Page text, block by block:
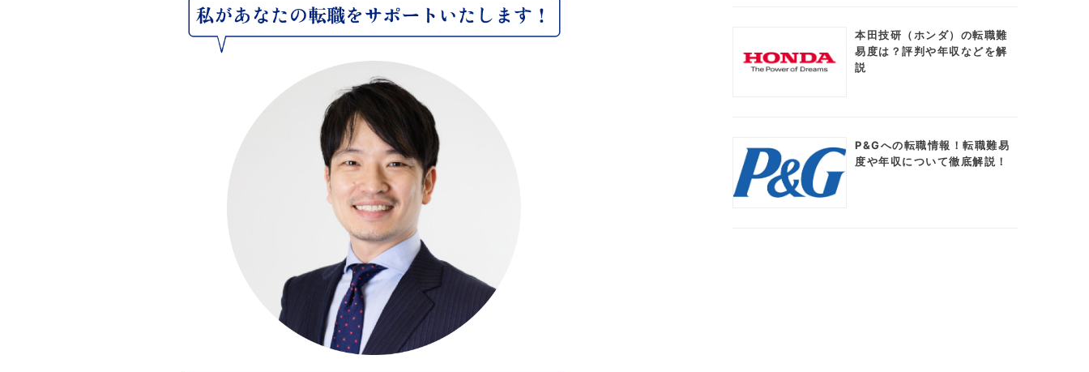
本田技研（ホンダ）の転職難
易度は？評判や年収などを解
説
P&Gへの転職情報！転職難易
度や年収について徹底解説！